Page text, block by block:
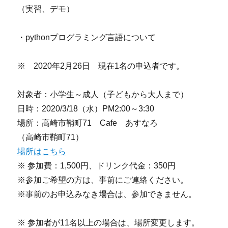
（実習、デモ）
・pythonプログラミング言語について
※ 2020年2月26日 現在1名の申込者です。
対象者：小学生～成人（子どもから大人まで）
日時：2020/3/18（水）PM2:00～3:30
場所：高崎市鞘町71 Cafe あすなろ
（高崎市鞘町71）
場所はこちら
※ 参加費：1,500円、ドリンク代金：350円
※参加ご希望の方は、事前にご連絡ください。
※事前のお申込みなき場合は、参加できません。
※ 参加者が11名以上の場合は、場所変更します。